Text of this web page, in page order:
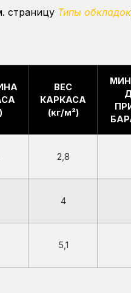
страницу Типы обкладок
ВЕС
КАРКАСА
(кг/м²)
2,8
4
5,1